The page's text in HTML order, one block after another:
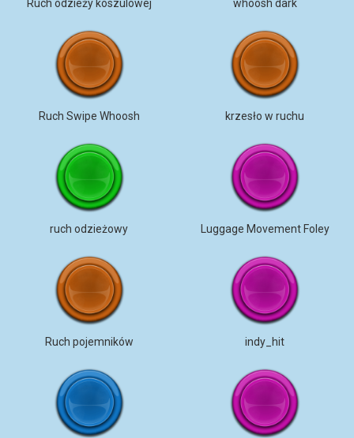
Ruch odzieży koszulowej whoosh dark
Ruch Swipe Whoosh krzesło w ruchu
ruch odzieżowy Luggage Movement Foley
Ruch pojemników indy_hit